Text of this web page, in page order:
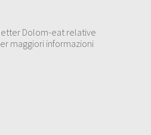
Dolom-eat relative
maggiori informazioni